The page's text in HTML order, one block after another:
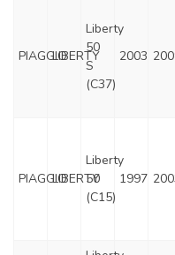
PIAGGIOLIBERTY
Liberty
50
S
(C37)
2003
PIAGGIOLIBERTY
Liberty
50
(C15)
1997